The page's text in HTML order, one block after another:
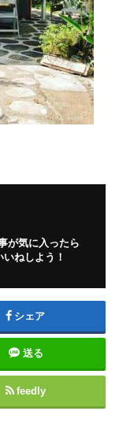
が気に入ったら
いねしよう！
シェア
送る
feedly